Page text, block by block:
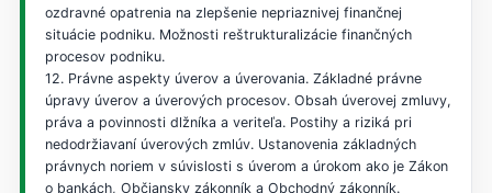
ozdravné opatrenia na zlepšenie nepriaznivej finančnej
situácie podniku. Možnosti reštrukturalizácie finančných
procesov podniku.
12. Právne aspekty úverov a úverovania. Základné právne
úpravy úverov a úverových procesov. Obsah úverovej zmluvy,
práva a povinnosti dlžníka a veriteľa. Postihy a riziká pri
nedodržiavaní úverových zmlúv. Ustanovenia základných
právnych noriem v súvislosti s úverom a úrokom ako je Zákon
o bankách, Občiansky zákonník a Obchodný zákonník.